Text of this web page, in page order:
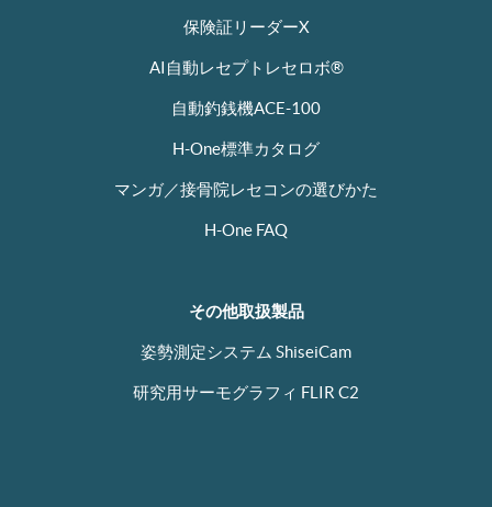
保険証リーダーX
AI自動レセプトレセロボ®
自動釣銭機ACE-100
H-One標準カタログ
マンガ／接骨院レセコンの選びかた
H-One FAQ
その他取扱製品
姿勢測定システム ShiseiCam
研究用サーモグラフィ FLIR C2